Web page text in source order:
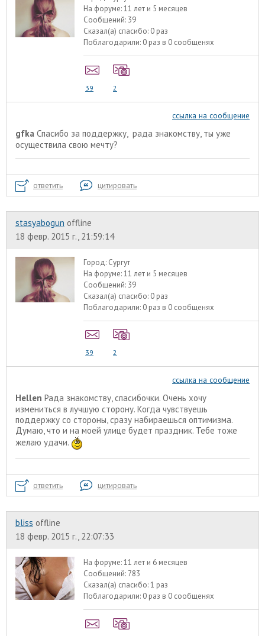
На форуме:11 лет и 5 месяцев
Сообщений: 39
Сказал(а) спасибо: 0 раз
Поблагодарили: 0 раз в 0 сообщенях
39 2
ссылка на сообщение
gfka Спасибо за поддержку, рада знакомству, ты уже
осуществила свою мечту?
ответить цитировать
stasyabogun offline
18 февр. 2015 г., 21:59:14
Город: Сургут
На форуме:11 лет и 5 месяцев
Сообщений: 39
Сказал(а) спасибо: 0 раз
Поблагодарили: 0 раз в 0 сообщенях
39 2
ссылка на сообщение
Hellen Рада знакомству, спасибочки. Очень хочу
измениться в лучшую сторону. Когда чувствуешь
поддержку со стороны, сразу набираешься оптимизма.
Думаю, что и на моей улице будет праздник. Тебе тоже
желаю удачи.
ответить цитировать
bliss offline
18 февр. 2015 г., 22:07:33
На форуме:11 лет и 6 месяцев
Сообщений: 783
Сказал(а) спасибо:1 раз
Поблагодарили: 0 раз в 0 сообщенях